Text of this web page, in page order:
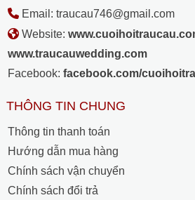
Email: traucau746@gmail.com
Website:
www.traucauwedding.com
Facebook: facebook.com/
THÔNG TIN CHUNG
Thông tin thanh toán
Hướng dẫn mua hàng
Chính sách vận chuyển
Chính sách đổi trả